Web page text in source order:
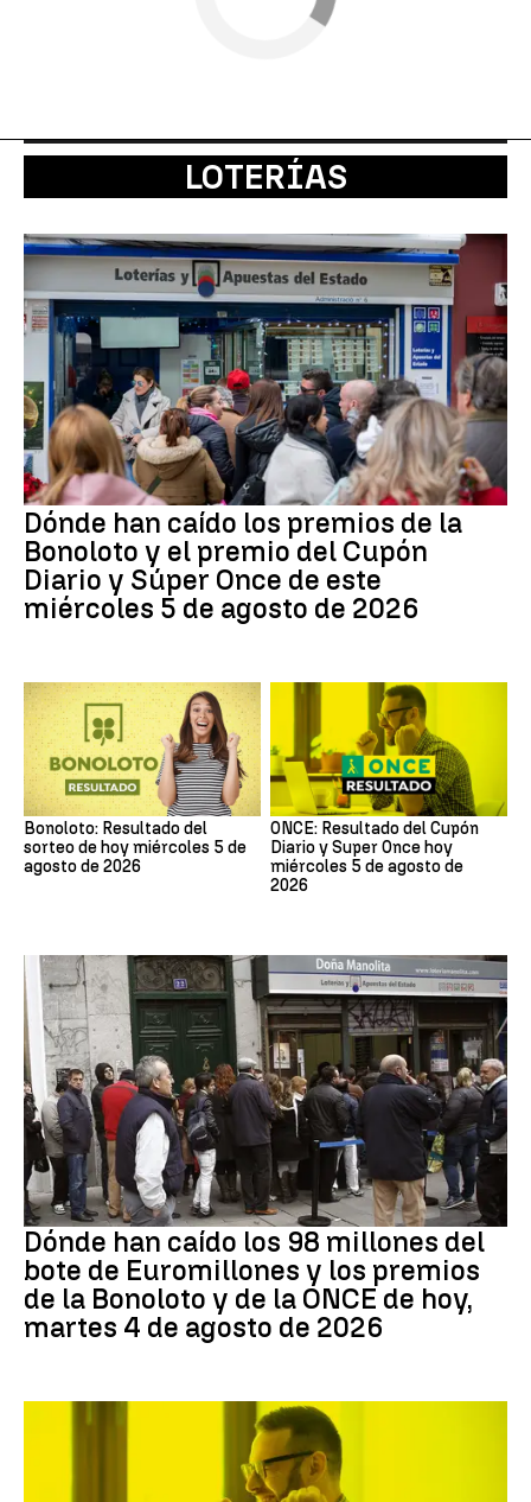
LOTERÍAS
Dónde han caído los premios de la
Bonoloto y el premio del Cupón
Diario y Súper Once de este
miércoles 5 de agosto de 2026
Bonoloto: Resultado del
sorteo de hoy miércoles 5 de
agosto de 2026
ONCE: Resultado del Cupón
Diario y Super Once hoy
miércoles 5 de agosto de
2026
Loterías
Dónde han caído los 98 millones del
bote de Euromillones y los premios
de la Bonoloto y de la ONCE de hoy,
martes 4 de agosto de 2026